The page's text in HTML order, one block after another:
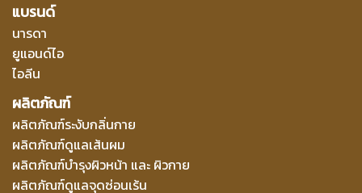
แบรนด์
นารดา
ยูแอนด์ไอ
ไอลีน
ผลิตภัณฑ์
ผลิตภัณฑ์ระงับกลิ่นกาย
ผลิตภัณฑ์ดูแลเส้นผม
ผลิตภัณฑ์บำรุงผิวหน้า และ ผิวกาย
ผลิตภัณฑ์ดูแลจุดซ่อนเร้น